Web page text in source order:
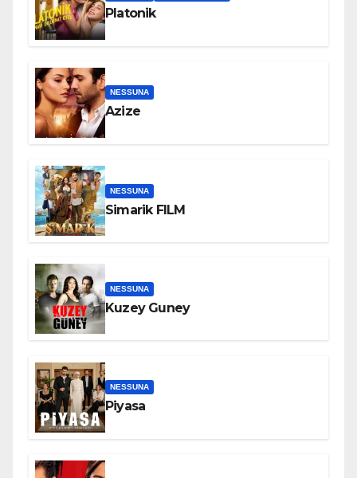
Platonik
NESSUNA
Azize
NESSUNA
Simarik FILM
NESSUNA
Kuzey Guney
NESSUNA
Piyasa